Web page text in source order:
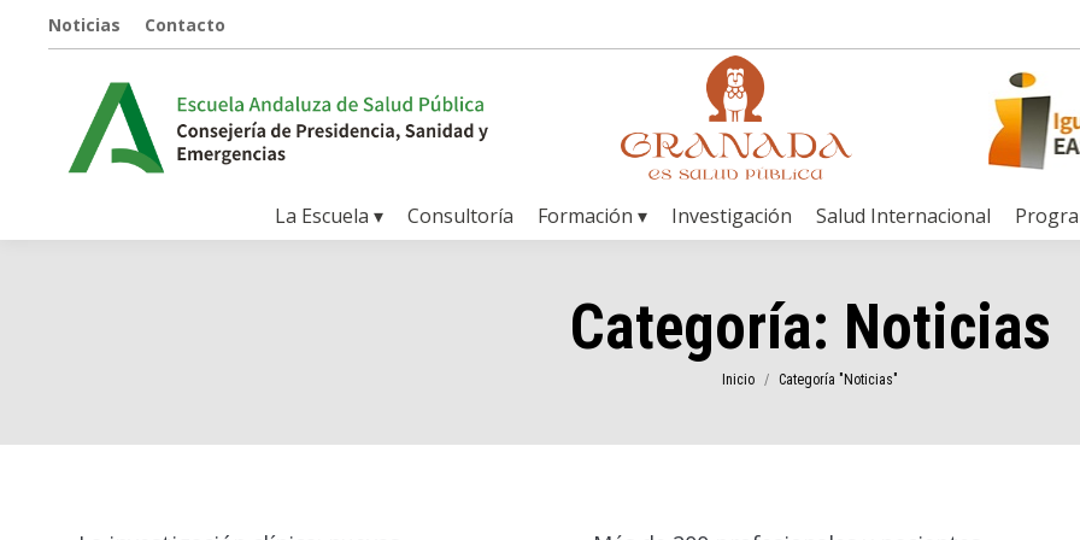
Noticias Contacto
La Escuela ▾ Consultoría Formación ▾ Investigación Salud Internacional
Categoría: Noticias
Estás aquí:
Inicio Categoría "Noticias"